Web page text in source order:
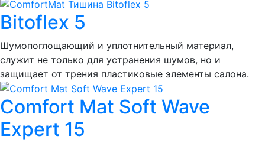
Bitoflex 5
Шумопоглощающий и уплотнительный материал,
служит не только для устранения шумов, но и
защищает от трения пластиковые элементы салона.
Comfort Mat Soft Wave
Expert 15